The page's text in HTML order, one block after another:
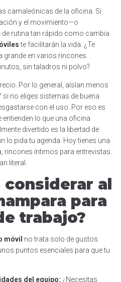
camaleónicas de la oficina. Si
y el movimiento—o
rutina tan rápido como cambia
te facilitarán la vida. ¿Te
en varios rincones
sin taladros ni polvo?
Por lo general, aíslan menos
si no eliges sistemas de buena
con el uso. Por eso es
lo que una oficina
divertido es la libertad de
lo pida tu agenda. Hoy tienes una
rincones íntimos para entrevistas.
literal.
considerar al
para
trabajo?
móvil no trata solo de gustos
puntos esenciales para que tu
del equipo: ¿Necesitas